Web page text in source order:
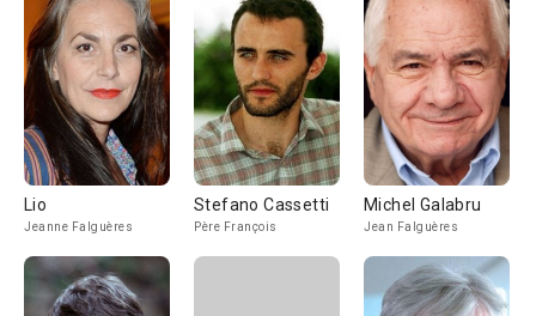
Lio
Jeanne Falguères
Stefano Cassetti
Père François
Michel Galabru
Jean Falguères